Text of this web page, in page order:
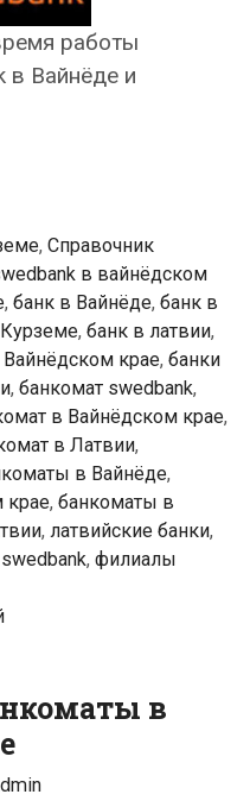
работы
в Вайнёде и
, Справочник
в вайнёдском
, банк в Вайнёде, банк в
, банк в латвии,
крае, банки
, банкомат swedbank,
в Вайнёдском крае,
в Латвии,
в Вайнёде,
крае, банкоматы в
, латвийские банки,
, филиалы
в